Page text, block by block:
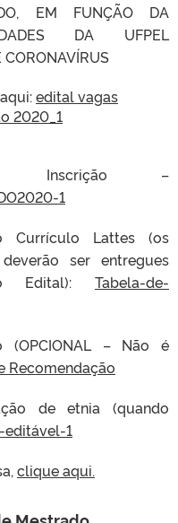
EM FUNÇÃO DA
DA UFPEL
CORONAVÍRUS
edital vagas
2020_1
Inscrição –
1
Currículo Lattes (os
ser entregues
Edital): Tabela-de-
– Não é
Recomendação
de etnia (quando
editável-1
clique aqui.